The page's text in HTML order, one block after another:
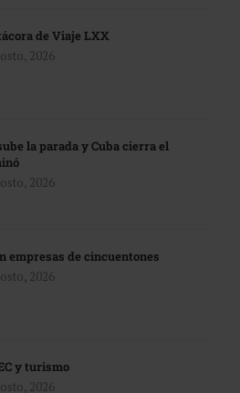
de Viaje LXX
2026
la parada y Cuba cierra el
2026
empresas de cincuentones
2026
y turismo
2026